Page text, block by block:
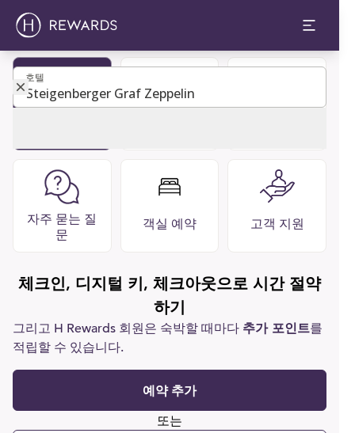
호텔
호텔
자주 묻는 질
문
객실 예약 고객 지원
체크인, 디지털 키, 체크아웃으로 시간 절약
하기
그리고 H Rewards 회원은 숙박할 때마다 추가 포인트를
적립할 수 있습니다.
예약 추가
또는